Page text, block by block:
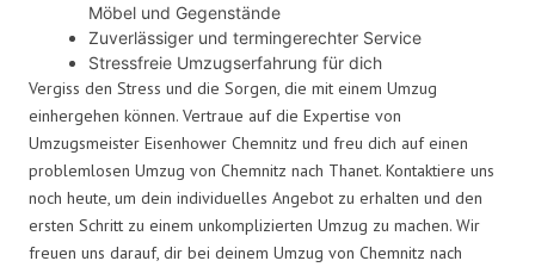
Möbel und Gegenstände
Zuverlässiger und termingerechter Service
Stressfreie Umzugserfahrung für dich
Vergiss den Stress und die Sorgen, die mit einem Umzug
einhergehen können. Vertraue auf die Expertise von
Umzugsmeister Eisenhower Chemnitz und freu dich auf einen
problemlosen Umzug von Chemnitz nach Thanet. Kontaktiere uns
noch heute, um dein individuelles Angebot zu erhalten und den
ersten Schritt zu einem unkomplizierten Umzug zu machen. Wir
freuen uns darauf, dir bei deinem Umzug von Chemnitz nach